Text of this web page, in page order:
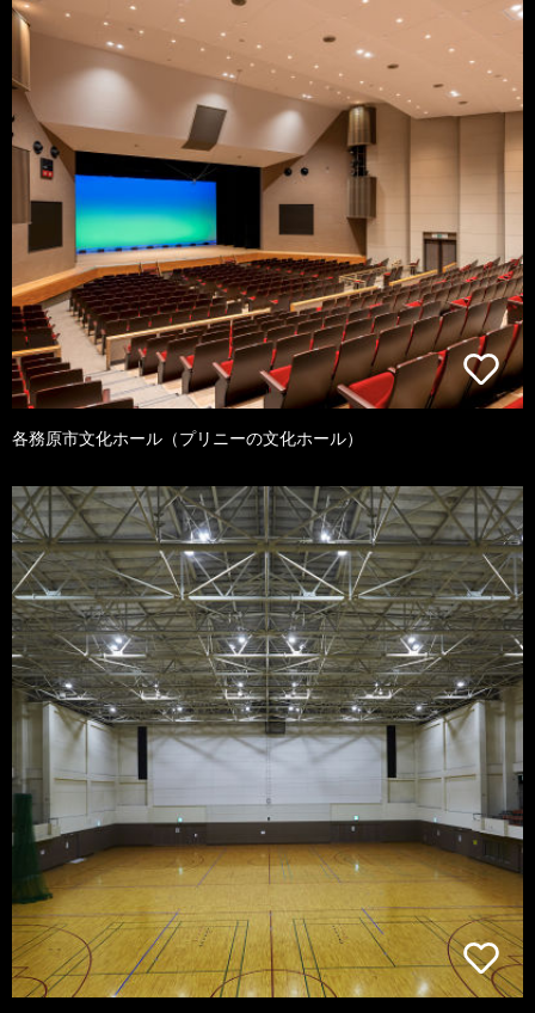
各務原市文化ホール（プリニーの文化ホール）